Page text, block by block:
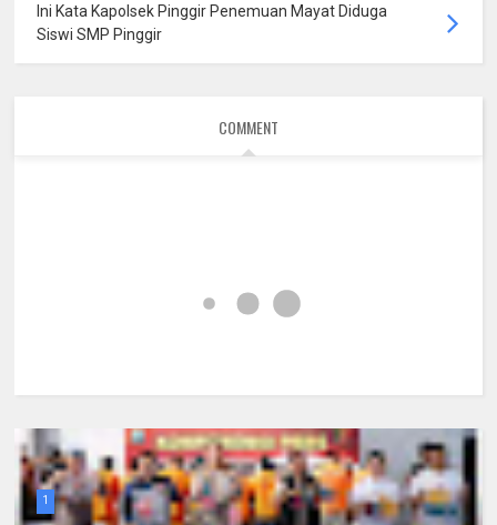
Ini Kata Kapolsek Pinggir Penemuan Mayat Diduga
Siswi SMP Pinggir
COMMENT
1